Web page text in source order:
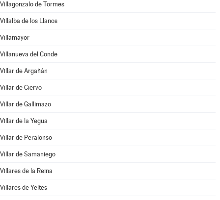
Villagonzalo de Tormes
Villalba de los Llanos
Villamayor
Villanueva del Conde
Villar de Argañán
Villar de Ciervo
Villar de Gallimazo
Villar de la Yegua
Villar de Peralonso
Villar de Samaniego
Villares de la Reina
Villares de Yeltes